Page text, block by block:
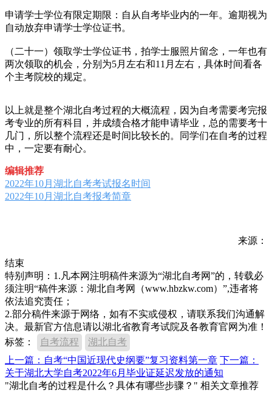
申请学士学位有限定期限：自从自考毕业内的一年。逾期视为
自动放弃申请学士学位证书。
（二十一）领取学士学位证书，拍学士服照片留念，一年也有
两次领取的机会，分别为5月左右和11月左右，具体时间看各
个主考院校的规定。
以上就是整个湖北自考过程的大概流程，因为自考需要考完报
考专业的所有科目，并成绩合格才能申请毕业，总的需要考十
几门，所以整个流程还是时间比较长的。同学们在自考的过程
中，一定要有耐心。
编辑推荐
2022年10月湖北自考考试报名时间
2022年10月湖北自考报考简章
来源：
结束
特别声明：1.凡本网注明稿件来源为“湖北自考网”的，转载必
须注明“稿件来源：湖北自考网（www.hbzkw.com）”,违者将
依法追究责任；
2.部分稿件来源于网络，如有不实或侵权，请联系我们沟通解
决。最新官方信息请以湖北省教育考试院及各教育官网为准！
标签：
自考流程
湖北自考
上一篇：自考“中国近现代史纲要”复习资料第一章 下一篇：
关于湖北大学自考2022年6月毕业证延迟发放的通知
"湖北自考的过程是什么？具体有哪些步骤？" 相关文章推荐